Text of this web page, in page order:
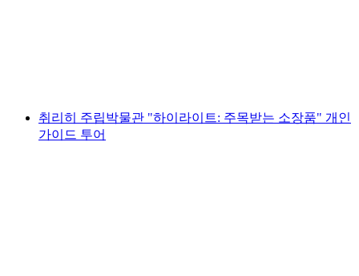
취리히 주립박물관 "하이라이트: 주목받는 소장품" 개인
가이드 투어